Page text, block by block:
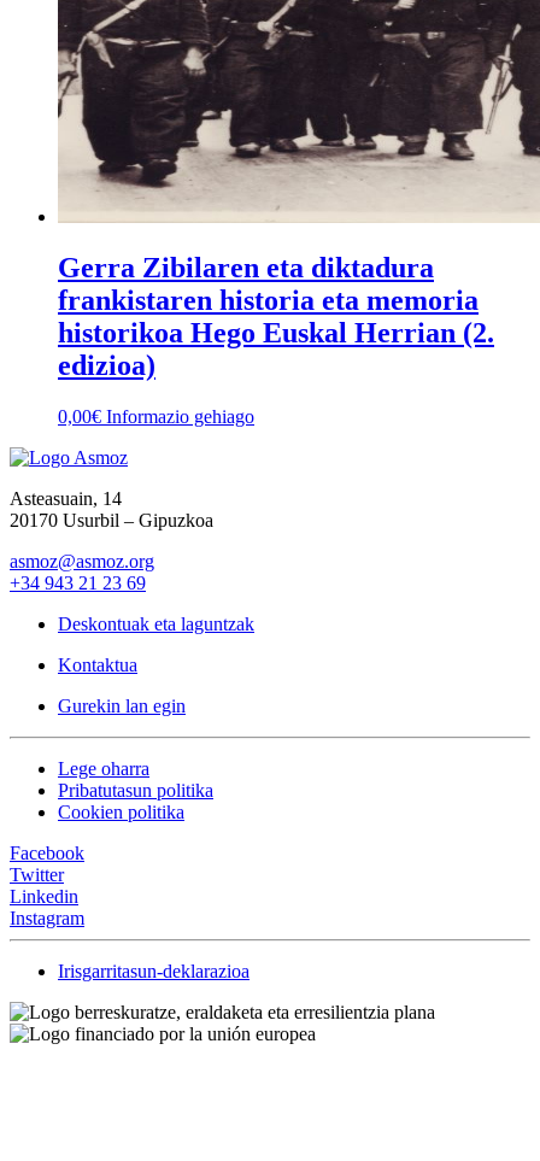
Gerra Zibilaren eta diktadura
frankistaren historia eta memoria
historikoa Hego Euskal Herrian (2.
edizioa)
0,00€ Informazio gehiago
Asteasuain, 14
20170 Usurbil – Gipuzkoa
asmoz@asmoz.org
+34 943 21 23 69
Deskontuak eta laguntzak
Kontaktua
Gurekin lan egin
Lege oharra
Pribatutasun politika
Cookien politika
Facebook
Twitter
Linkedin
Instagram
Irisgarritasun-deklarazioa